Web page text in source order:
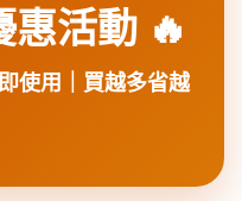
惠活動 🔥
使用｜買越多省越